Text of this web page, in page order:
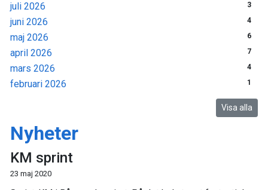
juli 2026 3
juni 2026 4
maj 2026 6
april 2026 7
mars 2026 4
februari 2026 1
Visa alla
Nyheter
KM sprint
23 maj 2020